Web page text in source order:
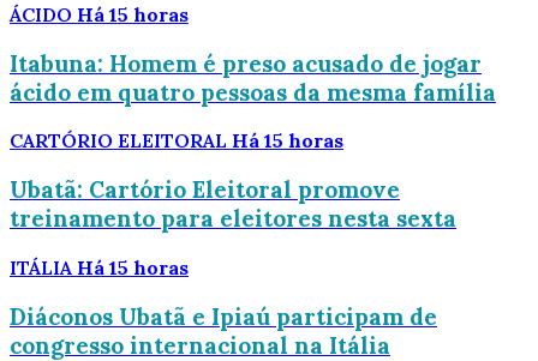
ÁCIDO Há 15 horas
Itabuna: Homem é preso acusado de jogar
ácido em quatro pessoas da mesma família
CARTÓRIO ELEITORAL Há 15 horas
Ubatã: Cartório Eleitoral promove
treinamento para eleitores nesta sexta
ITÁLIA Há 15 horas
Diáconos Ubatã e Ipiaú participam de
congresso internacional na Itália